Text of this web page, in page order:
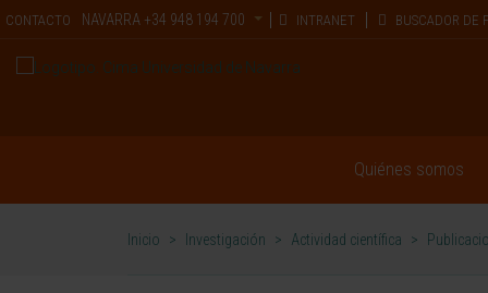
CONTACTO NAVARRA +34 948 194 700 INTRANET BUSCADOR DE
Quiénes somos
Inicio > Investigación > Actividad científica >